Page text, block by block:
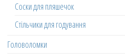
Соски для пляшечок
Стільчики для годування
Головоломки